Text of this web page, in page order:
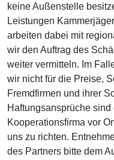
keine Außenstelle
Leistungen
arbeiten dabei mit
wir den Auftrag des
weiter vermitteln. Im
wir nicht für die Preise,
Fremdfirmen und ihrer
Haftungsansprüche
Kooperationsfirma vor
uns zu richten.
des Partners bitte dem